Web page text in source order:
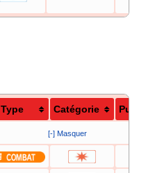
Type Catégorie
[-] Masquer